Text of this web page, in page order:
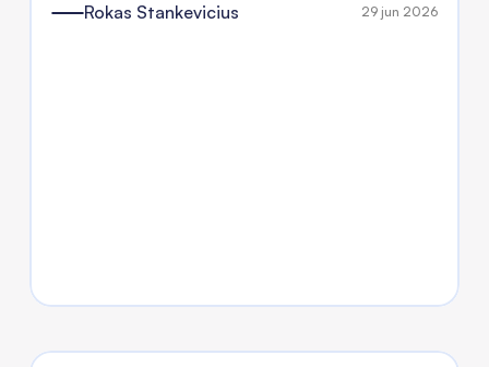
Rokas Stankevicius 29 jun 2026